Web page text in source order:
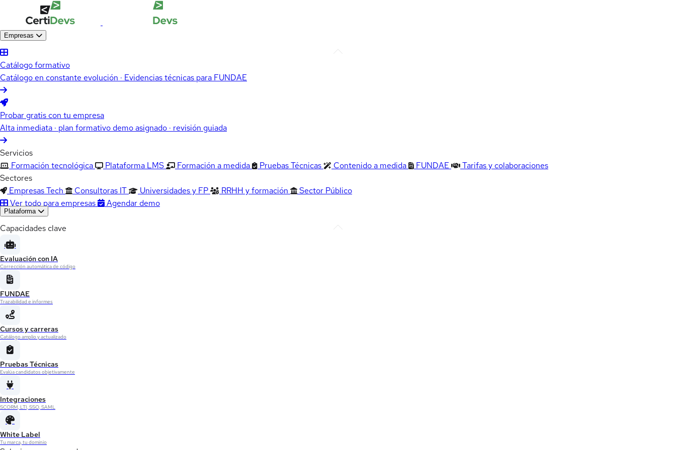
Empresas
Catálogo formativo
Catálogo en constante evolución · Evidencias técnicas para FUNDAE
Probar gratis con tu empresa
Alta inmediata · plan formativo demo asignado · revisión guiada
Servicios
Formación tecnológica
Plataforma LMS Formación a medida Pruebas Técnicas Contenido a medida FUNDAE
Tarifas y colaboraciones
Sectores
Empresas Tech
Consultoras IT Universidades y FP RRHH y formación
Sector Público
Ver todo para empresas
Agendar demo
Plataforma
Capacidades clave
Evaluación con IA
Corrección automática de código
FUNDAE
Trazabilidad e informes
Cursos y carreras
Catálogo amplio y actualizado
Pruebas Técnicas
Evalúa candidatos objetivamente
Integraciones
SCORM, LTI, SSO, SAML
White Label
Tu marca, tu dominio